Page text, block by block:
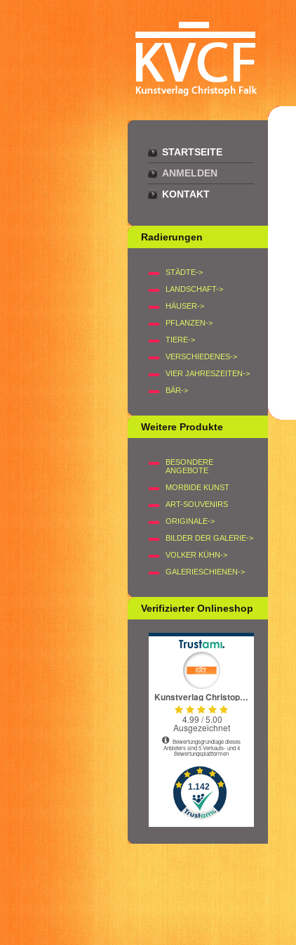
STARTSEITE
ANMELDEN
KONTAKT
Radierungen
STÄDTE->
LANDSCHAFT->
HÄUSER->
PFLANZEN->
TIERE->
VERSCHIEDENES->
VIER JAHRESZEITEN->
BÄR->
Weitere Produkte
BESONDERE
ANGEBOTE
MORBIDE KUNST
ART-SOUVENIRS
ORIGINALE->
BILDER DER GALERIE->
VOLKER KÜHN->
GALERIESCHIENEN->
Verifizierter Onlineshop